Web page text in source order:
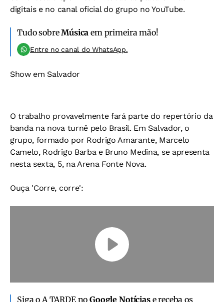
digitais e no canal oficial do grupo no YouTube.
Tudo sobreMúsica em primeira mão!
Entre no canal do WhatsApp.
Show em Salvador
O trabalho provavelmente fará parte do repertório da
banda na nova turnê pelo Brasil. Em Salvador, o
grupo, formado por Rodrigo Amarante, Marcelo
Camelo, Rodrigo Barba e Bruno Medina, se apresenta
nesta sexta, 5, na Arena Fonte Nova.
Ouça 'Corre, corre':
Siga o A TARDE noGoogle Notíciase receba os